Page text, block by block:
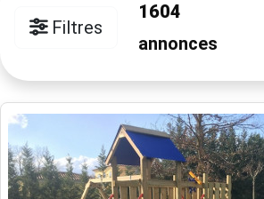
Filtres
1604
annonces